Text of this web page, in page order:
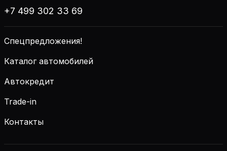
+7 499 302 33 69
Спецпредложения!
Каталог автомобилей
Автокредит
Trade-in
Контакты